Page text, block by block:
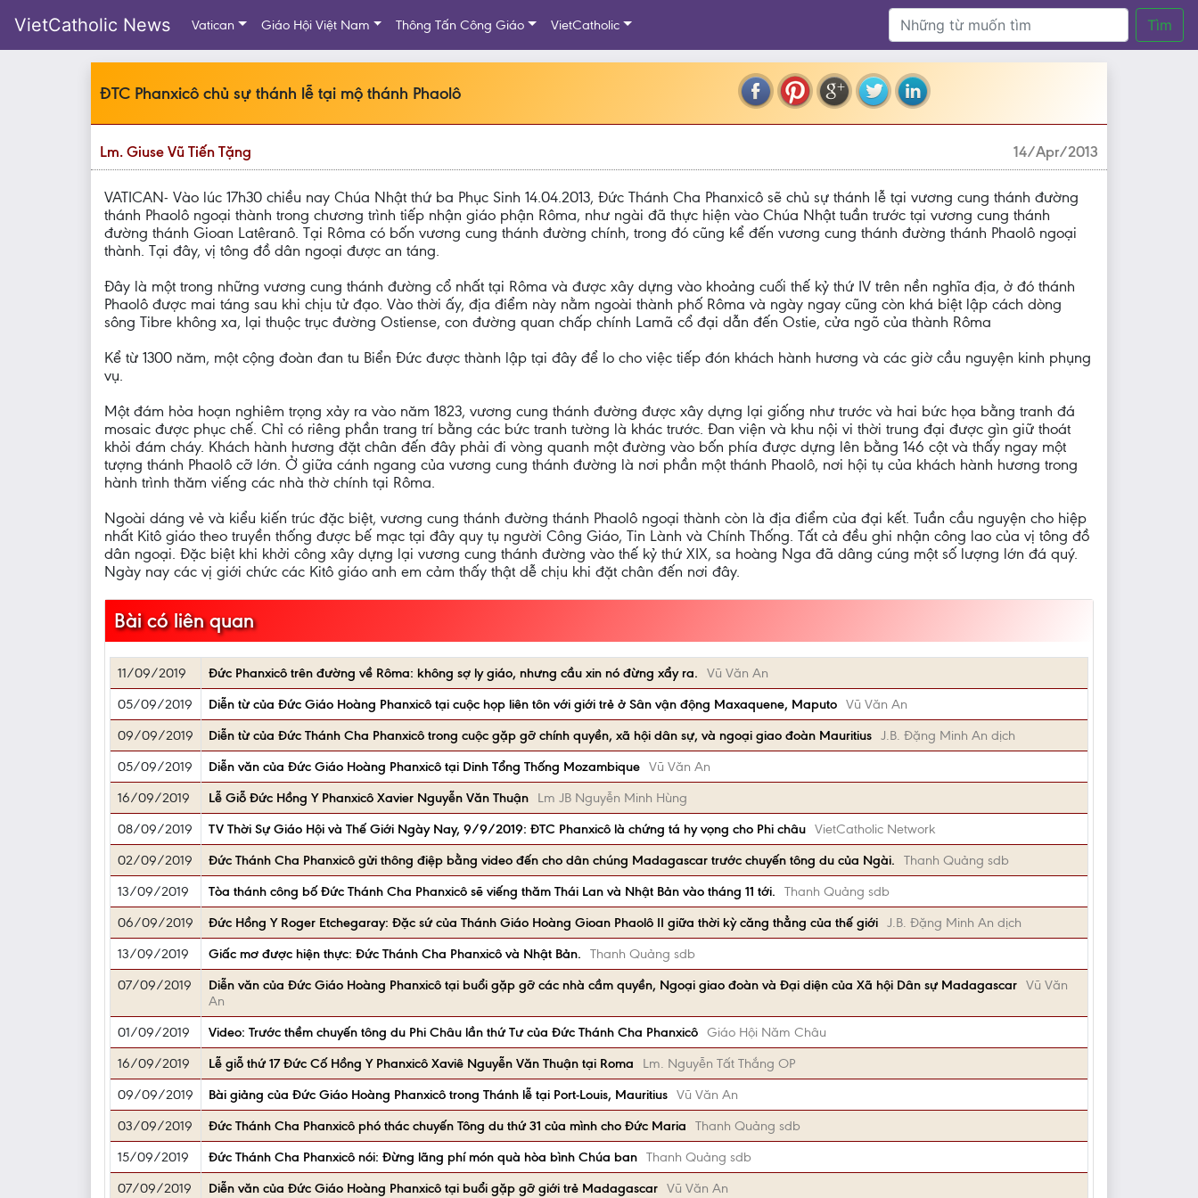
VietCatholic News Vatican Giáo Hội Việt Nam Thông Tấn Công Giáo VietCatholic Tìm
ĐTC Phanxicô chủ sự thánh lễ tại mộ thánh Phaolô
Lm. Giuse Vũ Tiến Tặng 14/Apr/2013
VATICAN- Vào lúc 17h30 chiều nay Chúa Nhật thứ ba Phục Sinh 14.04.2013, Đức Thánh Cha Phanxicô sẽ chủ sự thánh lễ tại vương cung thánh đường
thánh Phaolô ngoại thành trong chương trình tiếp nhận giáo phận Rôma, như ngài đã thực hiện vào Chúa Nhật tuần trước tại vương cung thánh
đường thánh Gioan Latêranô. Tại Rôma có bốn vương cung thánh đường chính, trong đó cũng kể đến vương cung thánh đường thánh Phaolô ngoại
thành. Tại đây, vị tông đồ dân ngoại được an táng.
Đây là một trong những vương cung thánh đường cổ nhất tại Rôma và được xây dựng vào khoảng cuối thế kỷ thứ IV trên nền nghĩa địa, ở đó thánh
Phaolô được mai táng sau khi chịu tử đạo. Vào thời ấy, địa điểm này nằm ngoài thành phố Rôma và ngày ngay cũng còn khá biệt lập cách dòng
sông Tibre không xa, lại thuộc trục đường Ostiense, con đường quan chấp chính Lamã cổ đại dẫn đến Ostie, cửa ngõ của thành Rôma
Kể từ 1300 năm, một cộng đoàn đan tu Biển Đức được thành lập tại đây để lo cho việc tiếp đón khách hành hương và các giờ cầu nguyện kinh phụng
vụ.
Một đám hỏa hoạn nghiêm trọng xảy ra vào năm 1823, vương cung thánh đường được xây dựng lại giống như trước và hai bức họa bằng tranh đá
mosaic được phục chế. Chỉ có riêng phần trang trí bằng các bức tranh tường là khác trước. Đan viện và khu nội vi thời trung đại được gìn giữ thoát
khỏi đám cháy. Khách hành hương đặt chân đến đây phải đi vòng quanh một đường vào bốn phía được dựng lên bằng 146 cột và thấy ngay một
tượng thánh Phaolô cỡ lớn. Ở giữa cánh ngang của vương cung thánh đường là nơi phần một thánh Phaolô, nơi hội tụ của khách hành hương trong
hành trình thăm viếng các nhà thờ chính tại Rôma.
Ngoài dáng vẻ và kiểu kiến trúc đặc biệt, vương cung thánh đường thánh Phaolô ngoại thành còn là địa điểm của đại kết. Tuần cầu nguyện cho hiệp
nhất Kitô giáo theo truyền thống được bế mạc tại đây quy tụ người Công Giáo, Tin Lành và Chính Thống. Tất cả đều ghi nhận công lao của vị tông đồ
dân ngoại. Đặc biệt khi khởi công xây dựng lại vương cung thánh đường vào thế kỷ thứ XIX, sa hoàng Nga đã dâng cúng một số lượng lớn đá quý.
Ngày nay các vị giới chức các Kitô giáo anh em cảm thấy thật dễ chịu khi đặt chân đến nơi đây.
Bài có liên quan
11/09/2019 Đức Phanxicô trên đường về Rôma: không sợ ly giáo, nhưng cầu xin nó đừng xẩy ra.
Vũ Văn An
05/09/2019
Diễn từ của Đức Giáo Hoàng Phanxicô tại cuộc họp liên tôn với giới trẻ ở Sân vận động Maxaquene, Maputo Vũ Văn An
09/09/2019
Diễn từ của Đức Thánh Cha Phanxicô trong cuộc gặp gỡ chính quyền, xã hội dân sự, và ngoại giao đoàn Mauritius J.B. Đặng Minh An dịch
05/09/2019
Diễn văn của Đức Giáo Hoàng Phanxicô tại Dinh Tổng Thống Mozambique Vũ Văn An
16/09/2019
Lễ Giỗ Đức Hồng Y Phanxicô Xavier Nguyễn Văn Thuận
Lm JB Nguyễn Minh Hùng
08/09/2019
TV Thời Sự Giáo Hội và Thế Giới Ngày Nay, 9/9/2019: ĐTC Phanxicô là chứng tá hy vọng cho Phi châu VietCatholic Network
02/09/2019
Đức Thánh Cha Phanxicô gửi thông điệp bằng video đến cho dân chúng Madagascar trước chuyến tông du của Ngài.
Thanh Quảng sdb
13/09/2019
Tòa thánh công bố Đức Thánh Cha Phanxicô sẽ viếng thăm Thái Lan và Nhật Bản vào tháng 11 tới.
Thanh Quảng sdb
06/09/2019
Đức Hồng Y Roger Etchegaray: Đặc sứ của Thánh Giáo Hoàng Gioan Phaolô II giữa thời kỳ căng thẳng của thế giới J.B. Đặng Minh An dịch
13/09/2019
Giấc mơ được hiện thực: Đức Thánh Cha Phanxicô và Nhật Bản.
Thanh Quảng sdb
07/09/2019
Diễn văn của Đức Giáo Hoàng Phanxicô tại buổi gặp gỡ các nhà cầm quyền, Ngoại giao đoàn và Đại diện của Xã hội Dân sự Madagascar Vũ Văn
An
01/09/2019
Video: Trước thềm chuyến tông du Phi Châu lần thứ Tư của Đức Thánh Cha Phanxicô Giáo Hội Năm Châu
16/09/2019
Lễ giỗ thứ 17 Đức Cố Hồng Y Phanxicô Xaviê Nguyễn Văn Thuận tại Roma
Lm. Nguyễn Tất Thắng OP
09/09/2019
Bài giảng của Đức Giáo Hoàng Phanxicô trong Thánh lễ tại Port-Louis, Mauritius Vũ Văn An
03/09/2019
Đức Thánh Cha Phanxicô phó thác chuyến Tông du thứ 31 của mình cho Đức Maria
Thanh Quảng sdb
15/09/2019
Đức Thánh Cha Phanxicô nói: Đừng lãng phí món quà hòa bình Chúa ban Thanh Quảng sdb
07/09/2019
Diễn văn của Đức Giáo Hoàng Phanxicô tại buổi gặp gỡ giới trẻ Madagascar Vũ Văn An